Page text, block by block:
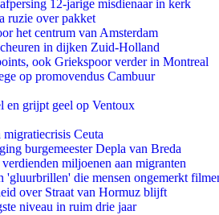
12-jarige misdienaar in kerk
ruzie over pakket
het centrum van Amsterdam
in dijken Zuid-Holland
ook Griekspoor verder in Montreal
op promovendus Cambuur
en grijpt geel op Ventoux
Ceuta
burgemeester Depla van Breda
miljoenen aan migranten
die mensen ongemerkt
over Straat van Hormuz blijft
niveau in ruim drie jaar